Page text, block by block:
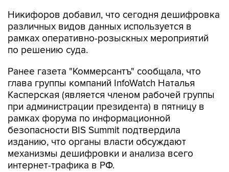
Никифоров добавил, что сегодня дешифровка
различных видов данных используется в
рамках оперативно-розыскных мероприятий
по решению суда.
Ранее газета "Коммерсантъ" сообщала, что
глава группы компаний InfoWatch Наталья
Касперская (является членом рабочей группы
при администрации президента) в пятницу в
рамках форума по информационной
безопасности BIS Summit подтвердила
изданию, что органы власти обсуждают
механизмы дешифровки и анализа всего
интернет-трафика в РФ.